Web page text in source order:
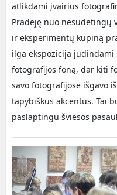
atlikdami įvairius
Pradėję nuo nesudėtingų
ir eksperimentų kupiną
ilga ekspozicija
fotografijos foną, dar kiti
savo fotografijose išgavo
tapybiškus akcentus. Tai
paslaptingu šviesos